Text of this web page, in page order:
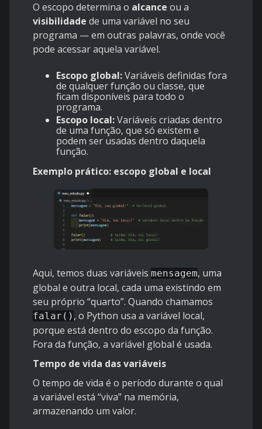
O escopo determina o alcance ou a
visibilidade de uma variável no seu
programa — em outras palavras, onde você
pode acessar aquela variável.
Escopo global:Variáveis definidas fora
de qualquer função ou classe, que
ficam disponíveis para todo o
programa.
Escopo local:Variáveis criadas dentro
de uma função, que só existem e
podem ser usadas dentro daquela
função.
Exemplo prático: escopo global e local
Aqui, temos duas variáveis mensagem, uma
global e outra local, cada uma existindo em
seu próprio “quarto”. Quando chamamos
falar() , o Python usa a variável local,
porque está dentro do escopo da função.
Fora da função, a variável global é usada.
Tempo de vida das variáveis
O tempo de vida é o período durante o qual
a variável está “viva” na memória,
armazenando um valor.